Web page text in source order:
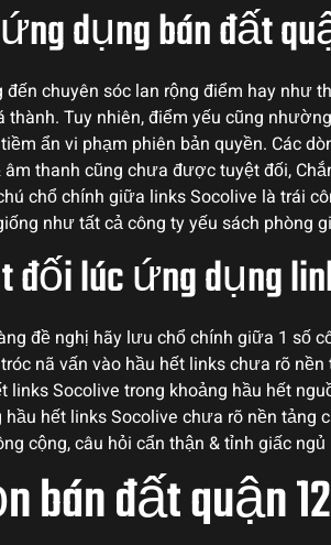
dụng bán đất
chuyên sóc lan rộng điểm hay như
Tuy nhiên, điểm yếu cũng
ẩn vi phạm phiên bản quyền. Các
thanh cũng chưa được tuyệt đối,
chổ chính giữa links Socolive là trái
như tất cả công ty yếu sách phòng
đối lúc ứng dụng
đề nghị hãy lưu chổ chính giữa 1 số
nã vấn vào hầu hết links chưa rõ
links Socolive trong khoảng hầu hết
hết links Socolive chưa rõ nền
cộng, câu hỏi cẩn thận & tỉnh giấc
bán đất quận